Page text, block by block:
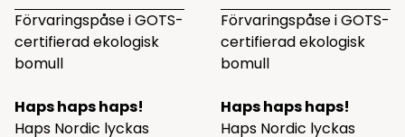
Förvaringspåse i GOTS-
certifierad ekologisk
bomull
Haps haps haps!
Haps Nordic lyckas
Förvaringspåse i GOTS-
certifierad ekologisk
bomull
Haps haps haps!
Haps Nordic lyckas